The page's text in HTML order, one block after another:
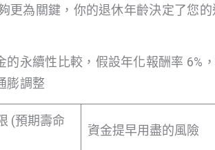
更為關鍵，你的退休年齡決定了您的
永續性比較，假設年化報酬率 6%
膨調整
(預期壽命
資金提早用盡的風險